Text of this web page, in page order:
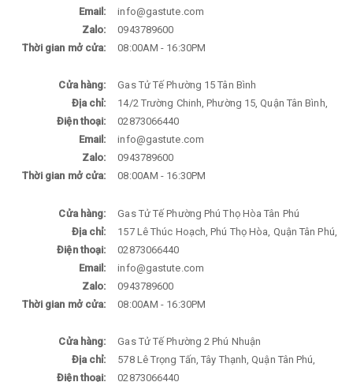
Email:
info@gastute.com
Zalo:
0943789600
Thời gian mở cửa:
08:00AM - 16:30PM
Cửa hàng:
Gas Tử Tế Phường 15 Tân Bình
Địa chỉ:
14/2 Trường Chinh, Phường 15, Quận Tân Bình,
Điện thoại:
02873066440
Email:
info@gastute.com
Zalo:
0943789600
Thời gian mở cửa:
08:00AM - 16:30PM
Cửa hàng:
Gas Tử Tế Phường Phú Thọ Hòa Tân Phú
Địa chỉ:
157 Lê Thúc Hoạch, Phú Thọ Hòa, Quận Tân Phú,
Điện thoại:
02873066440
Email:
info@gastute.com
Zalo:
0943789600
Thời gian mở cửa:
08:00AM - 16:30PM
Cửa hàng:
Gas Tử Tế Phường 2 Phú Nhuận
Địa chỉ:
578 Lê Trọng Tấn, Tây Thạnh, Quận Tân Phú,
Điện thoại:
02873066440